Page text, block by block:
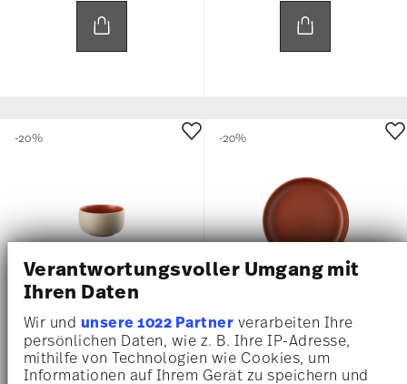
Verantwortungsvoller Umgang mit
Ihren Daten
Wir und unsere 1022 Partnerverarbeiten Ihre
persönlichen Daten, wie z. B. Ihre IP-Adresse,
mithilfe von Technologien wie Cookies, um
Informationen auf Ihrem Gerät zu speichern und
JOYN SPARK
Dip bowl
-20%
JOYN SPARK
Plate 16 cm flat
-20%